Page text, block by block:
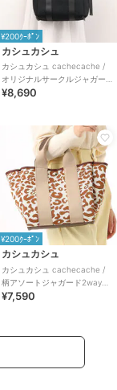
¥200ｸｰﾎﾟﾝ
カシュカシュ
カシュカシュ cachecache /
オリジナルサークルジャガー
ド2wayトート
¥8,690
¥200ｸｰﾎﾟﾝ
カシュカシュ
カシュカシュ cachecache /
柄アソートジャガード2wayト
ートバッグ
¥7,590